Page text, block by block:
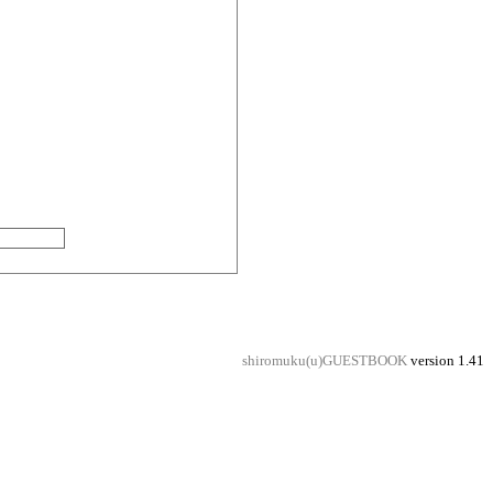
shiromuku(u)GUESTBOOK version 1.41